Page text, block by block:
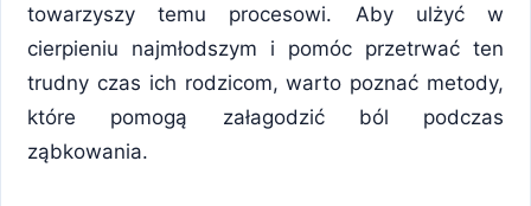
towarzyszy temu procesowi. Aby ulżyć w
cierpieniu najmłodszym i pomóc przetrwać ten
trudny czas ich rodzicom, warto poznać metody,
które pomogą załagodzić ból podczas
ząbkowania.